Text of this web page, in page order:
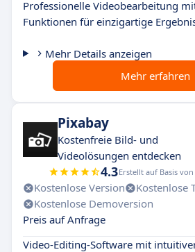
Professionelle Videobearbeitung
Funktionen für einzigartige
Mehr Details anzeigen
Mehr erfahren
Pixabay
Kostenfreie Bild- und
Videolösungen entdecken
4.3Erstellt auf Basis von
Kostenlose Version
Kostenlose
Kostenlose Demoversion
Preis auf Anfrage
Video-Editing-Software mit